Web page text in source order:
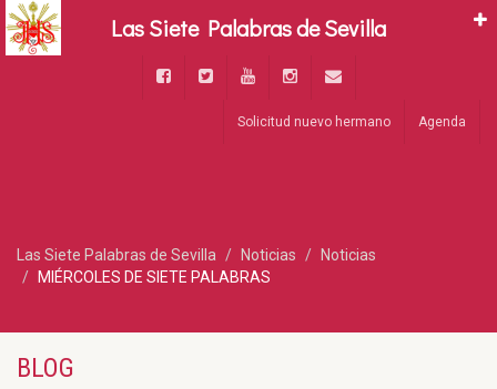
Solicitud nuevo hermano Agenda
Las Siete Palabras de Sevilla Noticias
Noticias
MIÉRCOLES DE SIETE PALABRAS
BLOG
Las Siete Palabras de Sevilla